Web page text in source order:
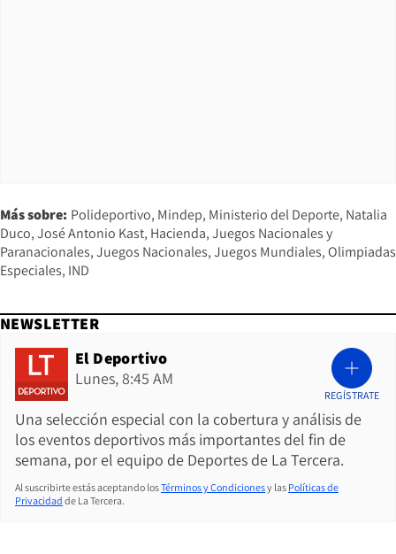
Más sobre: Polideportivo Mindep Ministerio del Deporte Natalia
Duco José Antonio Kast Hacienda Juegos Nacionales y
Paranacionales Juegos Nacionales Juegos Mundiales Olimpiadas
Especiales IND
NEWSLETTER
El Deportivo
Lunes, 8:45 AM
Una selección especial con la cobertura y análisis de
los eventos deportivos más importantes del fin de
semana, por el equipo de Deportes de La Tercera.
REGÍSTRATE
Al suscribirte estás aceptando losTérminos y Condicionesy las Políticas de
Privacidad de La Tercera.